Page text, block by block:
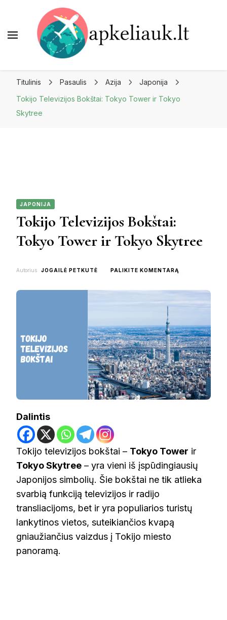
Titulinis Pasaulis Azija
Japonija
Tokijo Televizijos Bokštai: Tokyo Tower ir Tokyo
Skytree
JAPONIJA
Tokijo Televizijos Bokštai:
Tokyo Tower ir Tokyo Skytree
Autorius JOGAILĖ PETKUTĖ PALIKITE KOMENTARĄ
IR
TOKYO
SKYTREE
Dalintis
Tokijo televizijos bokštai – Tokyo Tower ir
Tokyo Skytree – yra vieni iš įspūdingiausių
Japonijos simbolių. Šie bokštai ne tik atlieka
svarbią funkciją televizijos ir radijo
transliacijoms, bet ir yra populiarios turistų
lankytinos vietos, suteikiančios kvapą
gniaužiančius vaizdus į Tokijo miesto
panoramą.